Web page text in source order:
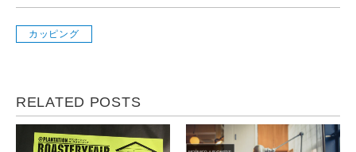
カッピング
RELATED POSTS